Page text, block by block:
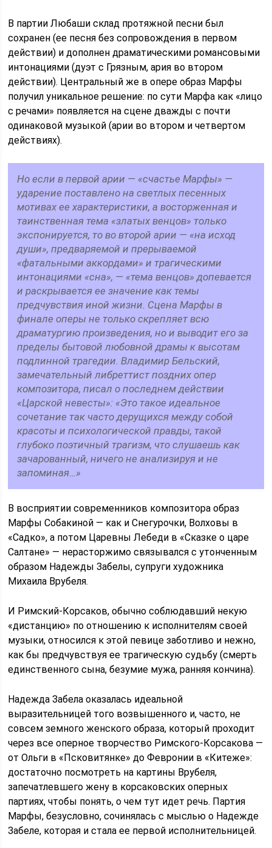
В партии Любаши склад протяжной песни был
сохранен (ее песня без сопровождения в первом
действии) и дополнен драматическими романсовыми
интонациями (дуэт с Грязным, ария во втором
действии). Центральный же в опере образ Марфы
получил уникальное решение: по сути Марфа как «лицо
с речами» появляется на сцене дважды с почти
одинаковой музыкой (арии во втором и четвертом
действиях).
Но если в первой арии — «счастье Марфы» —
ударение поставлено на светлых песенных
мотивах ее характеристики, а восторженная и
таинственная тема «златых венцов» только
экспонируется, то во второй арии — «на исход
души», предваряемой и прерываемой
«фатальными аккордами» и трагическими
интонациями «сна», — «тема венцов» допевается
и раскрывается ее значение как темы
предчувствия иной жизни. Сцена Марфы в
финале оперы не только скрепляет всю
драматургию произведения, но и выводит его за
пределы бытовой любовной драмы к высотам
подлинной трагедии. Владимир Бельский,
замечательный либреттист поздних опер
композитора, писал о последнем действии
«Царской невесты»: «Это такое идеальное
сочетание так часто дерущихся между собой
красоты и психологической правды, такой
глубоко поэтичный трагизм, что слушаешь как
зачарованный, ничего не анализируя и не
запоминая…»
В восприятии современников композитора образ
Марфы Собакиной — как и Снегурочки, Волховы в
«Садко», а потом Царевны Лебеди в «Сказке о царе
Салтане» — нерасторжимо связывался с утонченным
образом Надежды Забелы, супруги художника
Михаила Врубеля.
И Римский-Корсаков, обычно соблюдавший некую
«дистанцию» по отношению к исполнителям своей
музыки, относился к этой певице заботливо и нежно,
как бы предчувствуя ее трагическую судьбу (смерть
единственного сына, безумие мужа, ранняя кончина).
Надежда Забела оказалась идеальной
выразительницей того возвышенного и, часто, не
совсем земного женского образа, который проходит
через все оперное творчество Римского-Корсакова —
от Ольги в «Псковитянке» до Февронии в «Китеже»:
достаточно посмотреть на картины Врубеля,
запечатлевшего жену в корсаковских оперных
партиях, чтобы понять, о чем тут идет речь. Партия
Марфы, безусловно, сочинялась с мыслью о Надежде
Забеле, которая и стала ее первой исполнительницей.